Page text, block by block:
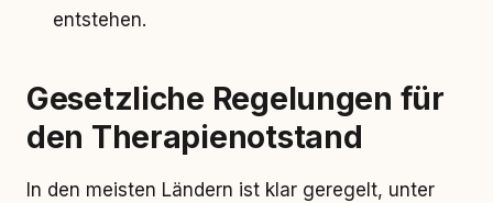
entstehen.
Gesetzliche Regelungen für
den Therapienotstand
In den meisten Ländern ist klar geregelt, unter